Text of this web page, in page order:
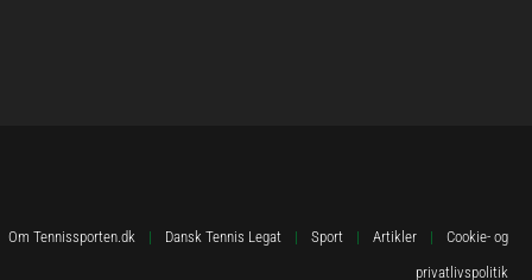
Om Tennissporten.dk | Dansk Tennis Legat | Sport | Artikler |
Cookie- og
privatlivspolitik